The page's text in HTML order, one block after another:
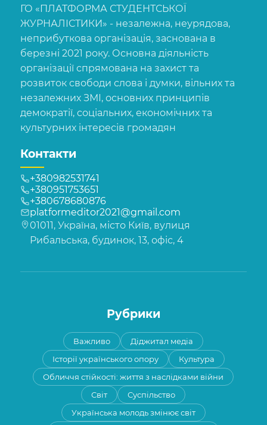
ГО «ПЛАТФОРМА СТУДЕНТСЬКОЇ
ЖУРНАЛІСТИКИ» - незалежна, неурядова,
неприбуткова організація, заснована в
березні 2021 року. Основна діяльність
організації спрямована на захист та
розвиток свободи слова і думки, вільних та
незалежних ЗМІ, основних принципів
демократії, соціальних, економічних та
культурних інтересів громадян
Контакти
+380982531741
+380951753651
+380678680876
platformeditor2021@gmail.com
01011, Україна, місто Київ, вулиця
Рибальська, будинок, 13, офіс, 4
Рубрики
Важливо
Діджитал медіа
Історії українського опору
Культура
Обличчя стійкості: життя з наслідками війни
Світ
Суспільство
Українська молодь змінює світ